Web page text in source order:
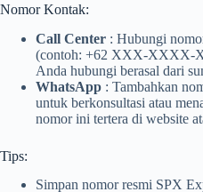
Nomor Kontak:
Call Center : Hubungi
(contoh: +62 XXX-XXXX-
Anda hubungi berasal dari
WhatsApp : Tambahkan
untuk berkonsultasi atau
nomor ini tertera di website
Tips:
Simpan nomor resmi SPX